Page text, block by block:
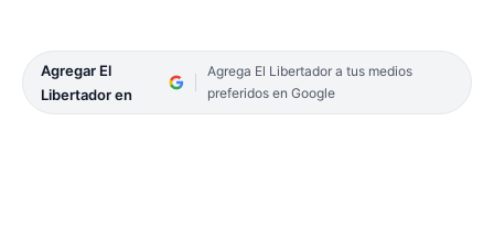
Agregar El
Libertador en
Agrega El Libertador a tus medios
preferidos en Google